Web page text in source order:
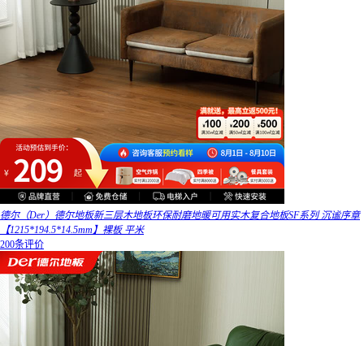
德尔（Der）德尔地板新三层木地板环保耐磨地暖可用实木复合地板SF系列 沉谧序章
【1215*194.5*14.5mm】裸板 平米
200条评价